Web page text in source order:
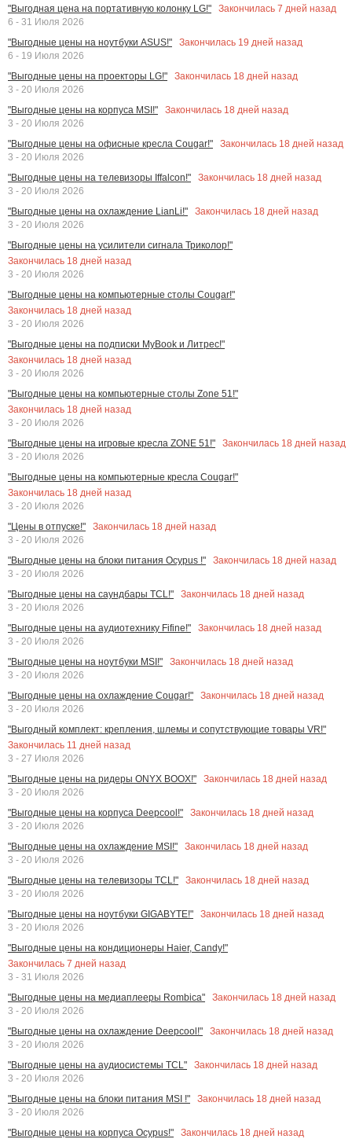
"Выгодная цена на портативную колонку LG!" Закончилась 7 дней назад
6 - 31 Июля 2026
"Выгодные цены на ноутбуки ASUS!"
Закончилась 19 дней назад
6 - 19 Июля 2026
"Выгодные цены на проекторы LG!"
Закончилась 18 дней назад
3 - 20 Июля 2026
"Выгодные цены на корпуса MSI!"
Закончилась 18 дней назад
3 - 20 Июля 2026
"Выгодные цены на офисные кресла Cougar!"
Закончилась 18 дней назад
3 - 20 Июля 2026
"Выгодные цены на телевизоры Iffalcon!"
Закончилась 18 дней назад
3 - 20 Июля 2026
"Выгодные цены на охлаждение LianLi!"
Закончилась 18 дней назад
3 - 20 Июля 2026
"Выгодные цены на усилители сигнала Триколор!"
Закончилась 18 дней назад
3 - 20 Июля 2026
"Выгодные цены на компьютерные столы Cougar!"
Закончилась 18 дней назад
3 - 20 Июля 2026
"Выгодные цены на подписки MyBook и Литрес!"
Закончилась 18 дней назад
3 - 20 Июля 2026
"Выгодные цены на компьютерные столы Zone 51!"
Закончилась 18 дней назад
3 - 20 Июля 2026
"Выгодные цены на игровые кресла ZONE 51!"
Закончилась 18 дней назад
3 - 20 Июля 2026
"Выгодные цены на компьютерные кресла Cougar!"
Закончилась 18 дней назад
3 - 20 Июля 2026
"Цены в отпуске!"
Закончилась 18 дней назад
3 - 20 Июля 2026
"Выгодные цены на блоки питания Ocypus !"
Закончилась 18 дней назад
3 - 20 Июля 2026
"Выгодные цены на саундбары TCL!"
Закончилась 18 дней назад
3 - 20 Июля 2026
"Выгодные цены на аудиотехнику Fifine!"
Закончилась 18 дней назад
3 - 20 Июля 2026
"Выгодные цены на ноутбуки MSI!"
Закончилась 18 дней назад
3 - 20 Июля 2026
"Выгодные цены на охлаждение Cougar!"
Закончилась 18 дней назад
3 - 20 Июля 2026
"Выгодный комплект: крепления, шлемы и сопутствующие товары VR!"
Закончилась 11 дней назад
3 - 27 Июля 2026
"Выгодные цены на ридеры ONYX BOOX!"
Закончилась 18 дней назад
3 - 20 Июля 2026
"Выгодные цены на корпуса Deepcool!"
Закончилась 18 дней назад
3 - 20 Июля 2026
"Выгодные цены на охлаждение MSI!"
Закончилась 18 дней назад
3 - 20 Июля 2026
"Выгодные цены на телевизоры TCL!"
Закончилась 18 дней назад
3 - 20 Июля 2026
"Выгодные цены на ноутбуки GIGABYTE!"
Закончилась 18 дней назад
3 - 20 Июля 2026
"Выгодные цены на кондиционеры Haier, Candy!"
Закончилась 7 дней назад
3 - 31 Июля 2026
"Выгодные цены на медиаплееры Rombica"
Закончилась 18 дней назад
3 - 20 Июля 2026
"Выгодные цены на охлаждение Deepcool!"
Закончилась 18 дней назад
3 - 20 Июля 2026
"Выгодные цены на аудиосистемы TCL"
Закончилась 18 дней назад
3 - 20 Июля 2026
"Выгодные цены на блоки питания MSI !"
Закончилась 18 дней назад
3 - 20 Июля 2026
"Выгодные цены на корпуса Ocypus!"
Закончилась 18 дней назад